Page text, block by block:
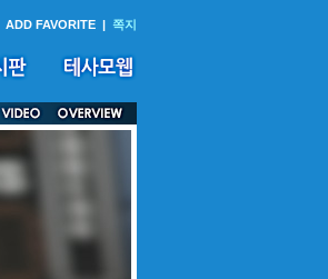
ADD FAVORITE | 쪽지